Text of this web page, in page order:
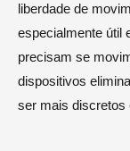
liberdade de
especialmente útil
precisam se
dispositivos
ser mais discretos